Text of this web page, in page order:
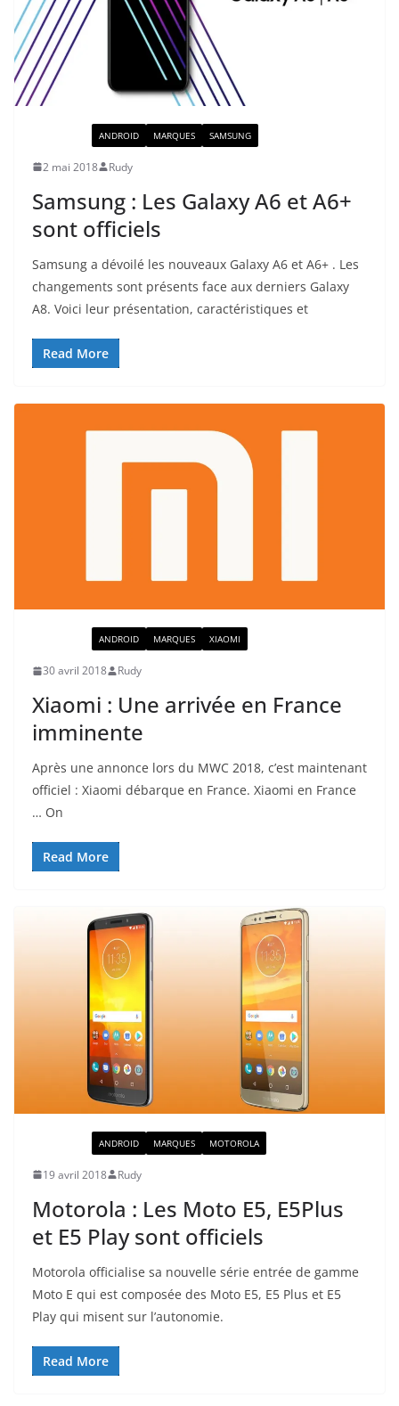
ANDROID MARQUES SAMSUNG
2 mai 2018 Rudy
Samsung : Les Galaxy A6 et A6+
sont officiels
Samsung a dévoilé les nouveaux Galaxy A6 et A6+ . Les
changements sont présents face aux derniers Galaxy
A8. Voici leur présentation, caractéristiques et
Read More
ANDROID MARQUES XIAOMI
30 avril 2018 Rudy
Xiaomi : Une arrivée en France
imminente
Après une annonce lors du MWC 2018, c’est maintenant
officiel : Xiaomi débarque en France. Xiaomi en France
… On
Read More
ANDROID MARQUES MOTOROLA
19 avril 2018 Rudy
Motorola : Les Moto E5, E5Plus
et E5 Play sont officiels
Motorola officialise sa nouvelle série entrée de gamme
Moto E qui est composée des Moto E5, E5 Plus et E5
Play qui misent sur l’autonomie.
Read More